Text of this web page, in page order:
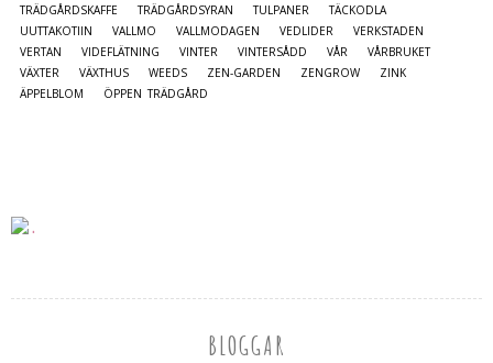
TRÄDGÅRDSKAFFE
TRÄDGÅRDSYRAN TULPANER
TÄCKODLA
UUTTAKOTIIN
VALLMO VALLMODAGEN VEDLIDER
VERKSTADEN
VERTAN
VIDEFLÄTNING VINTER VINTERSÅDD VÅR
VÅRBRUKET
VÄXTER
VÄXTHUS WEEDS ZEN-GARDEN ZENGROW
ZINK
ÄPPELBLOM
ÖPPEN TRÄDGÅRD
BLOGGAR